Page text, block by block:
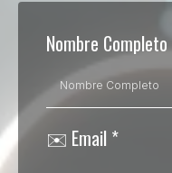
Nombre Completo
✉️ Email *